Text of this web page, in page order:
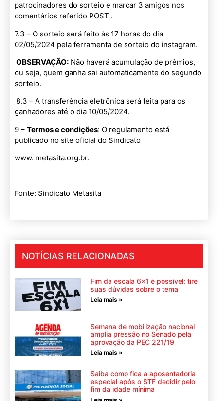
patrocinadores do sorteio e marcar 3 amigos nos
comentários referido POST .
7.3 – O sorteio será feito às 17 horas do dia
02/05/2024 pela ferramenta de sorteio do instagram.
OBSERVAÇÃO: Não haverá acumulação de prêmios,
ou seja, quem ganha sai automaticamente do segundo
sorteio.
8.3 – A transferência eletrônica será feita para os
ganhadores até o dia 10/05/2024.
9 – Termos e condições: O regulamento está
publicado no site oficial do Sindicato
www. metasita.org.br.
Fonte: Sindicato Metasita
NOTÍCIAS RELACIONADAS
Fim da escala 6×1 é possível: tire
suas dúvidas sobre o tema
Leia mais »
Semana de mobilização nacional
amplia pressão no Senado pela
aprovação da PEC 221/19
Leia mais »
Saiba como fica a aposentadoria
especial após o STF decidir pelo
fim da idade mínima